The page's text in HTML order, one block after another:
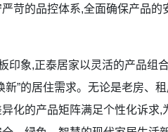
苛的品控体系,全面确保产品的
象,正泰居家以灵活的产品组
新”的居住需求。无论是老房、
化的产品矩阵满足个性化诉求,